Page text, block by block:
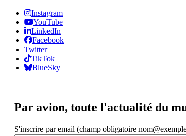
Instagram
YouTube
LinkedIn
Facebook
Twitter
TikTok
BlueSky
Par avion, toute l'actualité du
S'inscrire par email (champ obligatoire